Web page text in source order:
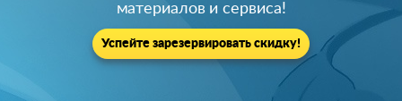
материалов и сервиса!
Успейте зарезервировать скидку!